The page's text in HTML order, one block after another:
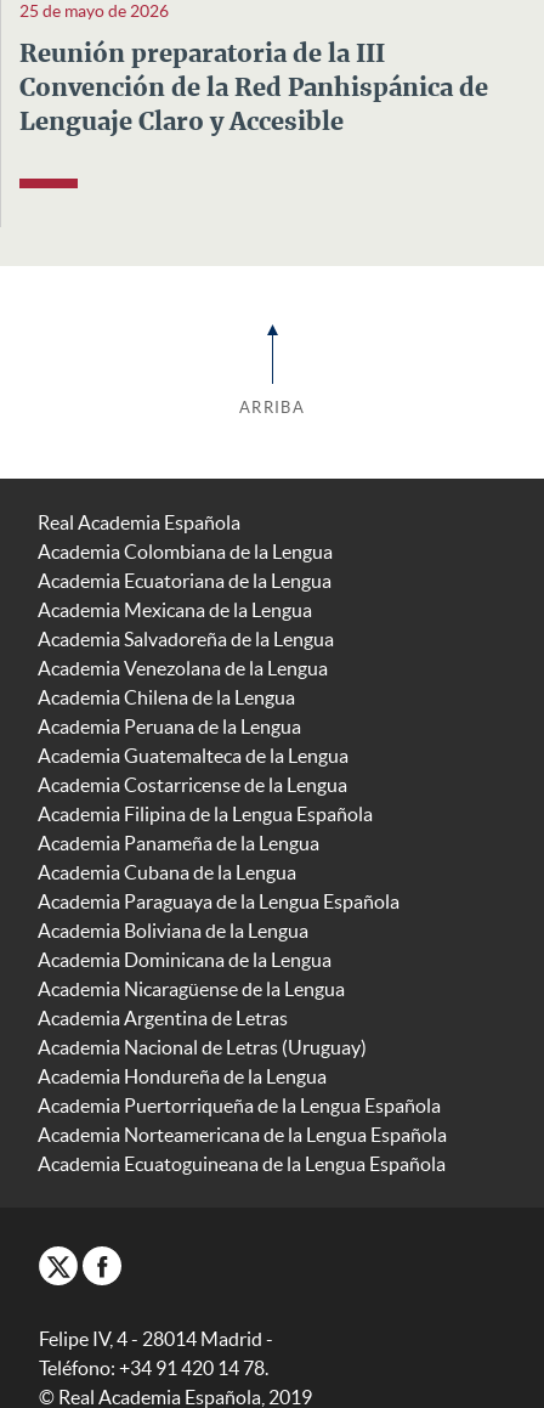
25 de mayo de 2026
Reunión preparatoria de la III
Convención de la Red Panhispánica de
Lenguaje Claro y Accesible
ARRIBA
Real Academia Española
Academia Colombiana de la Lengua
Academia Ecuatoriana de la Lengua
Academia Mexicana de la Lengua
Academia Salvadoreña de la Lengua
Academia Venezolana de la Lengua
Academia Chilena de la Lengua
Academia Peruana de la Lengua
Academia Guatemalteca de la Lengua
Academia Costarricense de la Lengua
Academia Filipina de la Lengua Española
Academia Panameña de la Lengua
Academia Cubana de la Lengua
Academia Paraguaya de la Lengua Española
Academia Boliviana de la Lengua
Academia Dominicana de la Lengua
Academia Nicaragüense de la Lengua
Academia Argentina de Letras
Academia Nacional de Letras (Uruguay)
Academia Hondureña de la Lengua
Academia Puertorriqueña de la Lengua Española
Academia Norteamericana de la Lengua Española
Academia Ecuatoguineana de la Lengua Española
Felipe IV, 4 - 28014 Madrid -
Teléfono: +34 91 420 14 78.
© Real Academia Española, 2019